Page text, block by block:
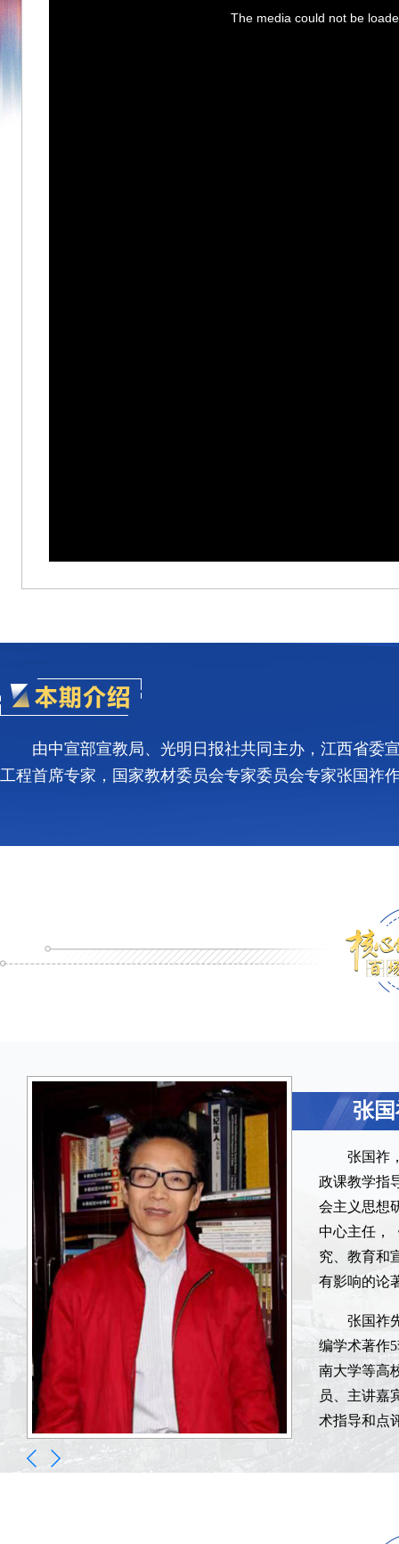
The media could not be
由中宣部宣教局、光明日报社共同主办，江西省委
工程首席专家，国家教材委员会专家委员会专家张国祚
张
张国祚
政课教学指
会主义思想
中心主任，
究、教育和
有影响的论
张国祚
编学术著作
南大学等高
员、主讲嘉
术指导和点
张
张国祚
政课教学指
会主义思想
中心主任，
究、教育和
有影响的论
张国祚
编学术著作
南大学等高
员、主讲嘉
术指导和点
张
张国祚
政课教学指
会主义思想
中心主任，
究、教育和
有影响的论
张国祚
编学术著作
南大学等高
员、主讲嘉
术指导和点